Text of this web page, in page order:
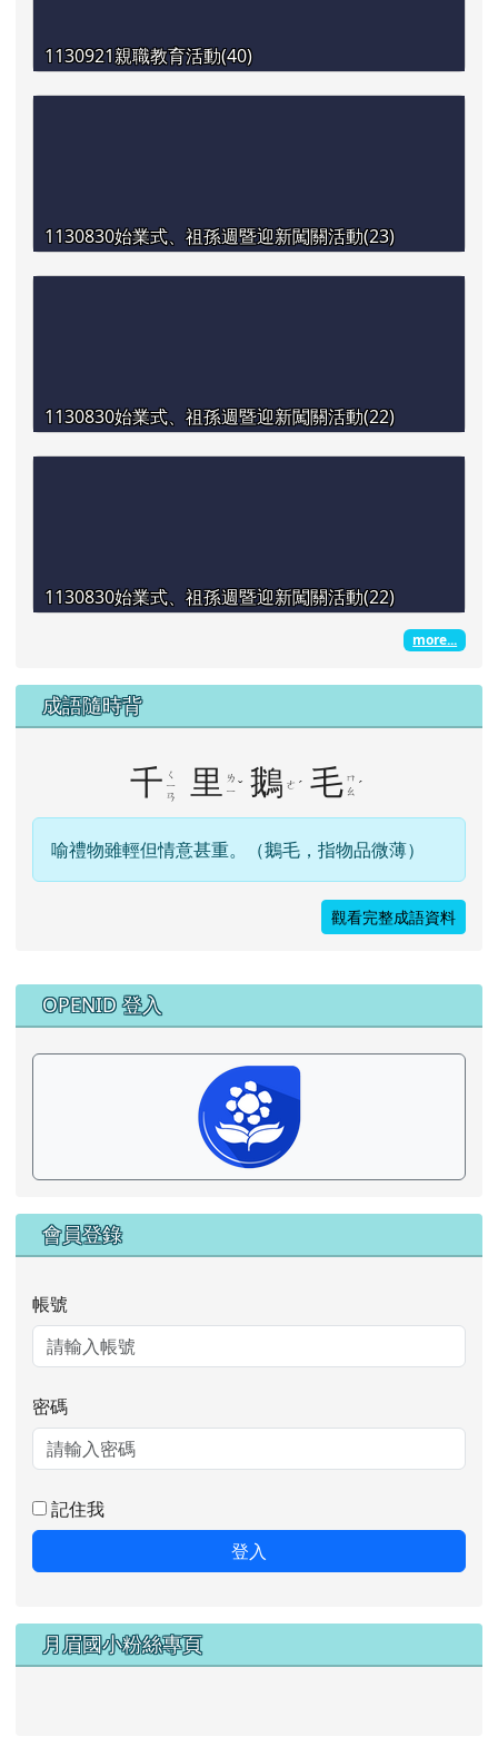
1130921親職教育活動(40)
1130830始業式、祖孫週暨迎新闖關活動(23)
1130830始業式、祖孫週暨迎新闖關活動(22)
1130830始業式、祖孫週暨迎新闖關活動(22)
more...
成語隨時背
千 ㄑ
ㄧ
ㄢ
里
ㄌ
ㄧˇ 鵝 ㄜ ˊ 毛 ㄇ
ㄠ ˊ
喻禮物雖輕但情意甚重。（鵝毛，指物品微薄）
觀看完整成語資料
右邊區域內容
OPENID 登入
會員登錄
帳號
密碼
記住我
登入
月眉國小粉絲專頁